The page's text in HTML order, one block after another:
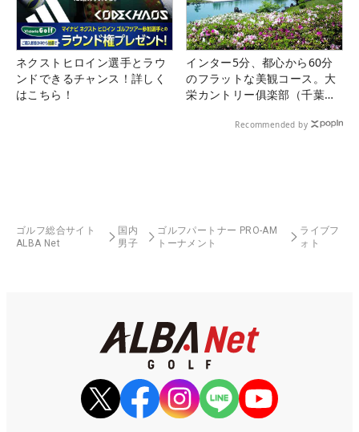
ネクストヒロイン選手とラウ
ンドできるチャンス！詳しく
はこちら！
インター5分、都心から60分
のフラットな美観コース。大
栄カントリー俱楽部（千葉
Recommended by
ゴルフ総合サイト
ALBA Net
国内
男子
ゴルフパートナー PRO-AM
トーナメント
ライブフ
ォト